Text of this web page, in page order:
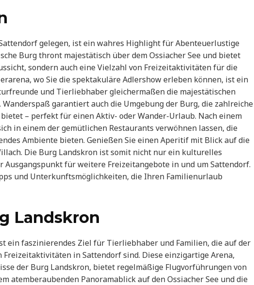
gelegen, ist ein wahres Highlight für Abenteuerlustige
Burg thront majestätisch über dem Ossiacher See und bietet
sondern auch eine Vielzahl von Freizeitaktivitäten für die
wo Sie die spektakuläre Adlershow erleben können, ist ein
und Tierliebhaber gleichermaßen die majestätischen
garantiert auch die Umgebung der Burg, die zahlreiche
– perfekt für einen Aktiv- oder Wander-Urlaub. Nach einem
in einem der gemütlichen Restaurants verwöhnen lassen, die
Ambiente bieten. Genießen Sie einen Aperitif mit Blick auf die
Die Burg Landskron ist somit nicht nur ein kulturelles
Ausgangspunkt für weitere Freizeitangebote in und um Sattendorf.
und Unterkunftsmöglichkeiten, die Ihren Familienurlaub
Landskron
ein faszinierendes Ziel für Tierliebhaber und Familien, die auf der
Freizeitaktivitäten in Sattendorf sind. Diese einzigartige Arena,
der Burg Landskron, bietet regelmäßige Flugvorführungen von
atemberaubenden Panoramablick auf den Ossiacher See und die